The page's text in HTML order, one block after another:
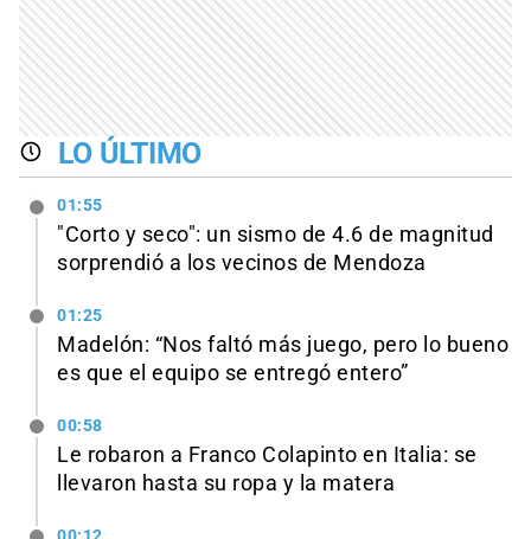
LO ÚLTIMO
01:55
"Corto y seco": un sismo de 4.6 de magnitud
sorprendió a los vecinos de Mendoza
01:25
Madelón: “Nos faltó más juego, pero lo bueno
es que el equipo se entregó entero”
00:58
Le robaron a Franco Colapinto en Italia: se
llevaron hasta su ropa y la matera